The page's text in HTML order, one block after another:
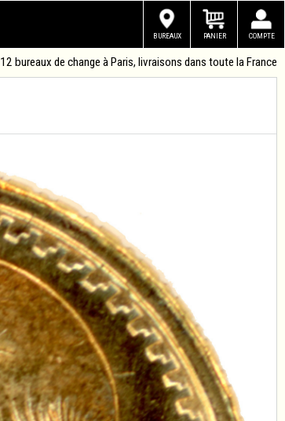
COMPTE
PANIER
BUREAUX
12 bureaux de change à Paris, livraisons dans toute la France